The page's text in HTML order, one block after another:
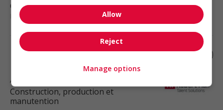
Construction, production et
manutention
Project manager/estimator
Abbotsford
Construction, production et
manutention
Allow
Reject
Manage options